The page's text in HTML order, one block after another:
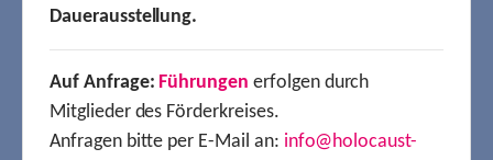
Dauerausstellung.
Auf Anfrage: Führungen erfolgen durch
Mitglieder des Förderkreises.
Anfragen bitte per E-Mail an: info@holocaust-